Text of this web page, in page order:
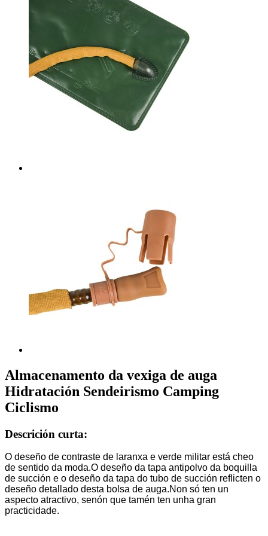
Almacenamento da vexiga de auga
Hidratación Sendeirismo Camping
Ciclismo
Descrición curta:
O deseño de contraste de laranxa e verde militar está cheo
de sentido da moda.O deseño da tapa antipolvo da boquilla
de succión e o deseño da tapa do tubo de succión reflicten o
deseño detallado desta bolsa de auga.Non só ten un
aspecto atractivo, senón que tamén ten unha gran
practicidade.